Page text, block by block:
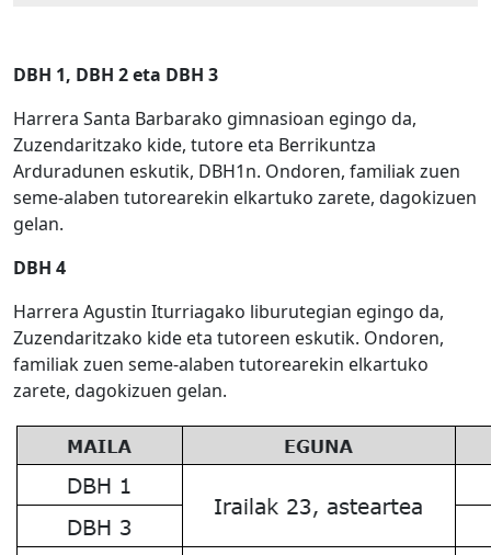
DBH 1, DBH 2 eta DBH 3
Harrera Santa Barbarako gimnasioan egingo da,
Zuzendaritzako kide, tutore eta Berrikuntza
Arduradunen eskutik, DBH1n. Ondoren, familiak zuen
seme-alaben tutorearekin elkartuko zarete, dagokizuen
gelan.
DBH 4
Harrera Agustin Iturriagako liburutegian egingo da,
Zuzendaritzako kide eta tutoreen eskutik. Ondoren,
familiak zuen seme-alaben tutorearekin elkartuko
zarete, dagokizuen gelan.